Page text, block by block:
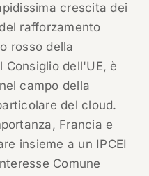
crescita dei
rafforzamento
rosso della
Consiglio dell'UE, è
campo della
del cloud.
Francia e
insieme a un IPCEI
Comune